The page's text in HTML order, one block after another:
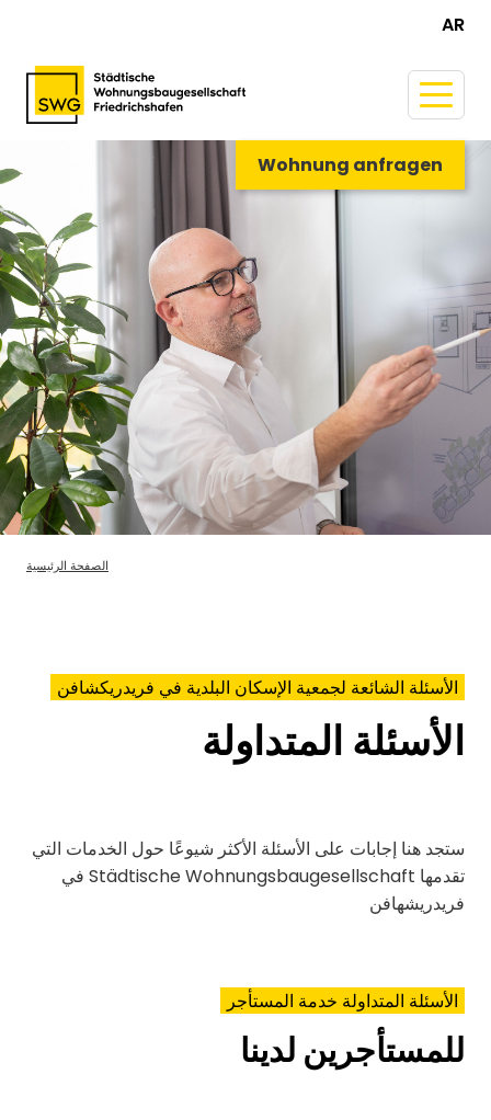
AR
Wohnung anfragen
الصفحة الرئيسية
الأسئلة الشائعة لجمعية الإسكان البلدية في فريدريكشافن
الأسئلة المتداولة
ستجد هنا إجابات على الأسئلة الأكثر شيوعًا حول الخدمات التي
تقدمها Städtische Wohnungsbaugesellschaft في
فريدريشهافن
الأسئلة المتداولة خدمة المستأجر
للمستأجرين لدينا